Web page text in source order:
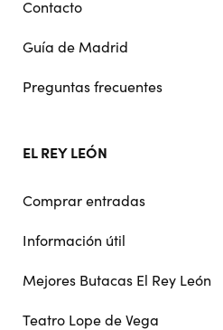
Contacto
Guía de Madrid
Preguntas frecuentes
EL REY LEÓN
Comprar entradas
Información útil
Mejores Butacas El Rey León
Teatro Lope de Vega